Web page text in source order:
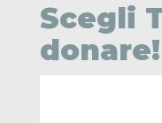
Scegli
donare!